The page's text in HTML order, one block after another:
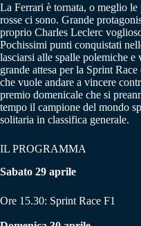
La Ferrari è tornata, o meglio le
rosse ci sono. Grande
proprio Charles Leclerc
Pochissimi punti conquistati
lasciarsi alle spalle polemiche
grande attesa per la Sprint
che vuole andare a vincere
premio domenicale che si
tempo il campione del mondo
solitaria in classifica generale.
IL PROGRAMMA
Sabato 29 aprile
Ore 15.30: Sprint Race F1